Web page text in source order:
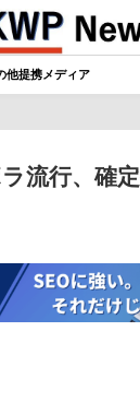
他提携メディア
流行、確